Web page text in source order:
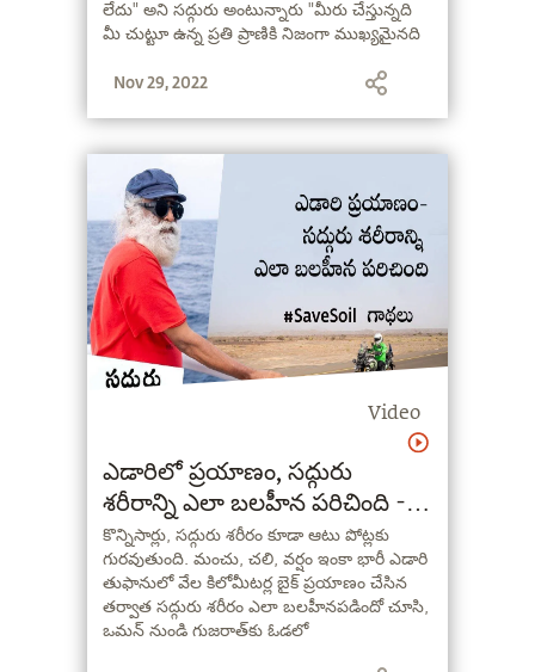
లేదు" అని సద్గురు అంటున్నారు "మీరు చేస్తున్నది
మీ చుట్టూ ఉన్న ప్రతి ప్రాణికి నిజంగా ముఖ్యమైనది
చేయడానికి ఏ ప్రేరణ అవసరం లేదు" అని సద్గురు
Nov 29, 2022
Video
ఎడారిలో ప్రయాణం, సద్గురు
శరీరాన్ని ఎలా బలహీన పరిచింది -
రాధే మాటల్లో | #SaveSoil గాథలు
కొన్నిసార్లు, సద్గురు శరీరం కూడా ఆటు పోట్లకు
గురవుతుంది. మంచు, చలి, వర్షం ఇంకా భారీ ఎడారి
తుఫానులో వేల కిలోమీటర్ల బైక్ ప్రయాణం చేసిన
తర్వాత సద్గురు శరీరం ఎలా బలహీనపడిందో చూసి,
ఒమన్ నుండి గుజరాత్‌కు ఓడలో